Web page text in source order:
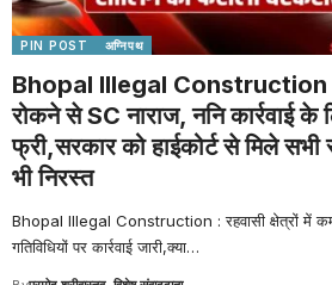
PIN POST अग्निपथ
Bhopal Illegal Construction :
रोकने से SC नाराज, ननि कार्रवाई के
फ्री,सरकार को हाईकोर्ट से मिले
भी निरस्त
Bhopal Illegal Construction : रहवासी क्षेत्रों में
गतिविधियों पर कार्रवाई जारी,क्या…